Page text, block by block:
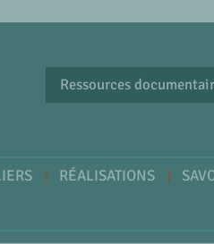
RÉALISATIONS
Ressources